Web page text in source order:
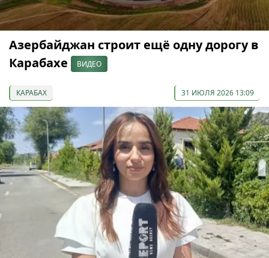
Азербайджан строит ещё одну дорогу в
Карабахе
ВИДЕО
КАРАБАХ 31 ИЮЛЯ 2026 13:09